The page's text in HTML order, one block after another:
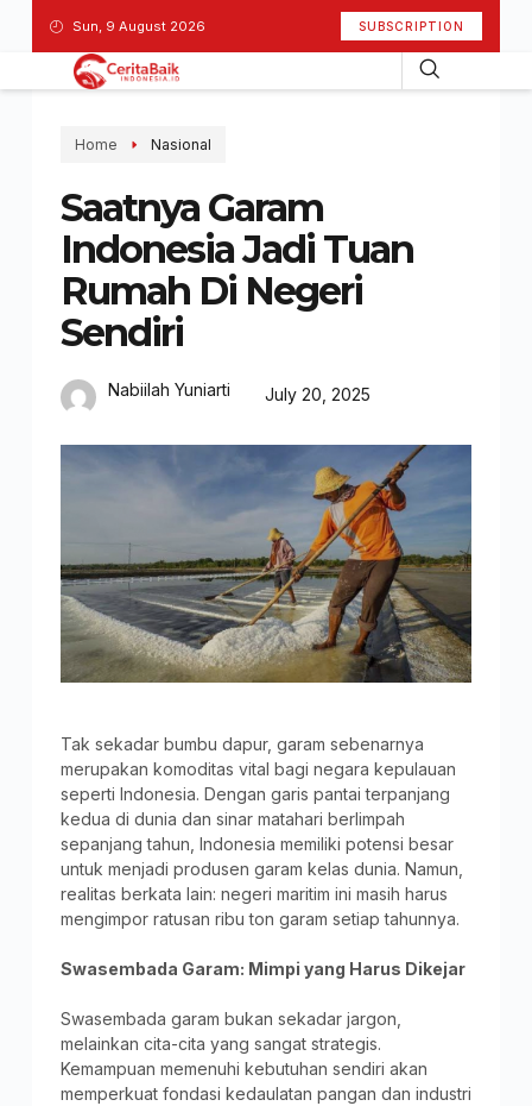
Sun, 9 August 2026 SUBSCRIPTION
Home Nasional
Saatnya Garam
Indonesia Jadi Tuan
Rumah Di Negeri
Sendiri
Nabiilah Yuniarti July 20, 2025
Tak sekadar bumbu dapur, garam sebenarnya
merupakan komoditas vital bagi negara kepulauan
seperti Indonesia. Dengan garis pantai terpanjang
kedua di dunia dan sinar matahari berlimpah
sepanjang tahun, Indonesia memiliki potensi besar
untuk menjadi produsen garam kelas dunia. Namun,
realitas berkata lain: negeri maritim ini masih harus
mengimpor ratusan ribu ton garam setiap tahunnya.
Swasembada Garam: Mimpi yang Harus Dikejar
Swasembada garam bukan sekadar jargon,
melainkan cita-cita yang sangat strategis.
Kemampuan memenuhi kebutuhan sendiri akan
memperkuat fondasi kedaulatan pangan dan industri